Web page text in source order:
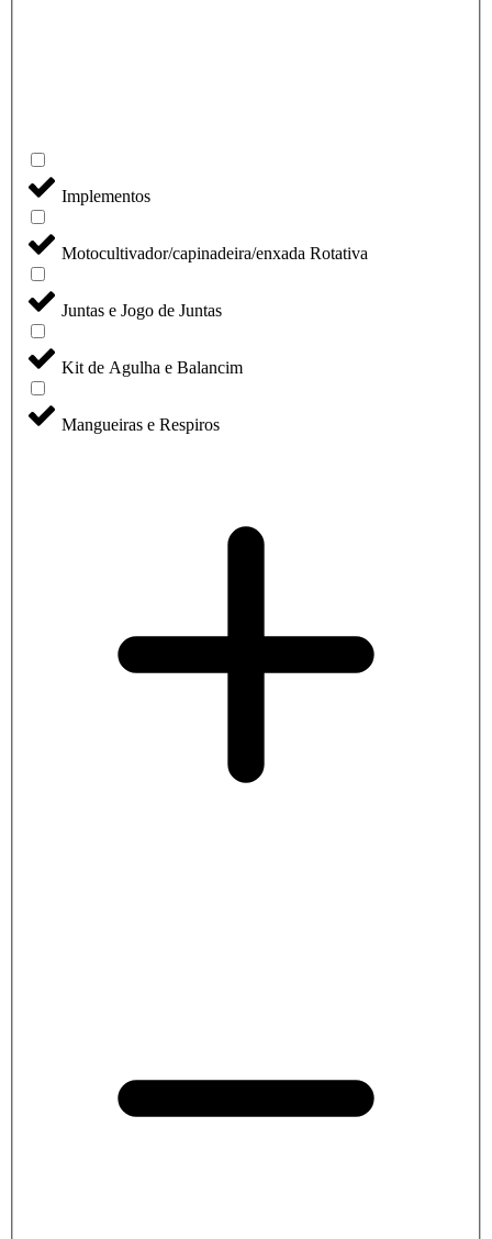
Implementos
Motocultivador/capinadeira/enxada Rotativa
Juntas e Jogo de Juntas
Kit de Agulha e Balancim
Mangueiras e Respiros